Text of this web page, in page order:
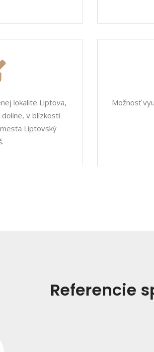
lokalite Liptova,
v blízkosti
Liptovský
Možnosť
Referencie